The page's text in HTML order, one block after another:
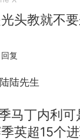
头教就不
回复
陆先生
马丁内利可
英超15个